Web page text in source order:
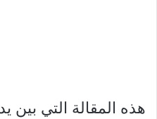
هذه المقالة التي بين